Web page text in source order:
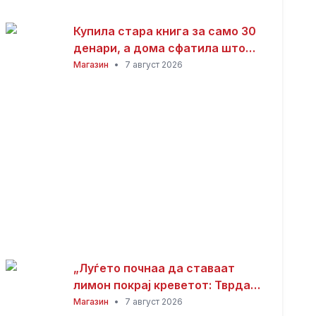
Купила стара книга за само 30
денари, а дома сфатила што
всушност пронашла: „Како да
Магазин • 7 август 2026
„Луѓето почнаа да ставаат
лимон покрај креветот: Тврдат
дека решава еден голем
Магазин • 7 август 2026